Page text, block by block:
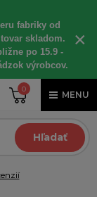
fabriky od
skladom.
po 15.9 -
výrobcov.
×
0
MENU
Hľadať